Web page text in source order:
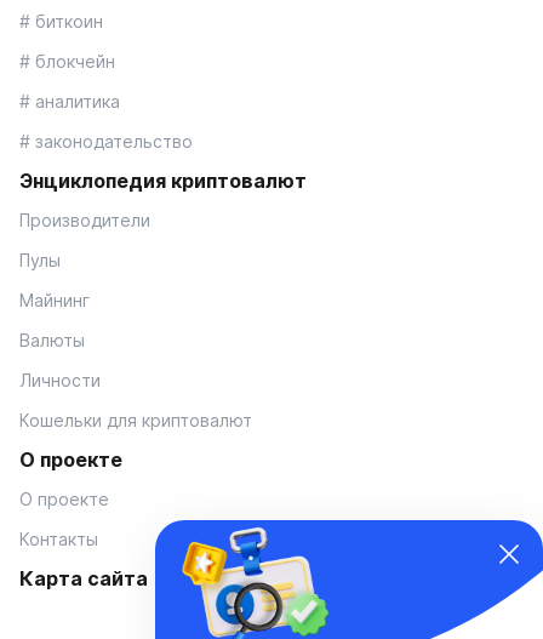
# биткоин
# блокчейн
# аналитика
# законодательство
Энциклопедия криптовалют
Производители
Пулы
Майнинг
Валюты
Личности
Кошельки для криптовалют
О проекте
О проекте
Контакты
Карта сайта